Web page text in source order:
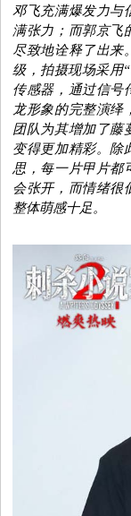
邓飞充满爆发力与
满张力 ；而郭京
尽致地诠释了出来
级，拍摄现场采用
传感器 ， 通过信号
龙形象的完整演绎
团队为其增加了藤
变得更加精彩。除
思， 每一片甲片都
会张开，而情绪很
整体萌感十足。